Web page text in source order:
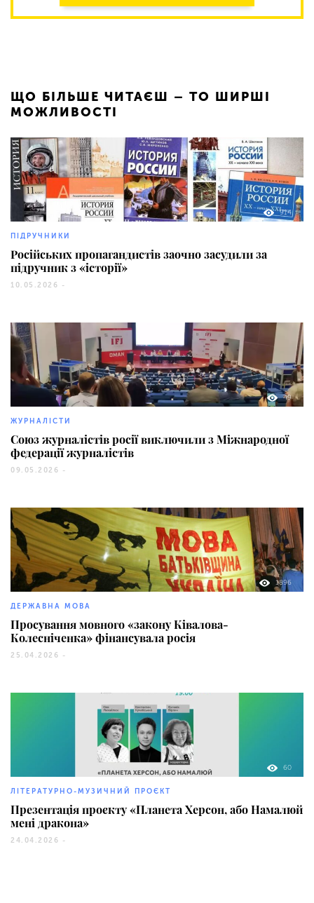
ЩО БІЛЬШЕ ЧИТАЄШ – ТО ШИРШІ
МОЖЛИВОСТІ
914
ПІДРУЧНИКИ
Російських пропагандистів заочно засудили за
підручник з «історії»
10.05.2026 -
49
ЖУРНАЛІСТИ
Союз журналістів росії виключили з Міжнародної
федерації журналістів
09.05.2026 -
1896
ДЕРЖАВНА МОВА
Просування мовного «закону Ківалова-
Колесніченка» фінансувала росія
25.04.2026 -
60
ЛІТЕРАТУРНО-МУЗИЧНИЙ ПРОЄКТ
Презентація проєкту «Планета Херсон, або Намалюй
мені дракона»
24.04.2026 -